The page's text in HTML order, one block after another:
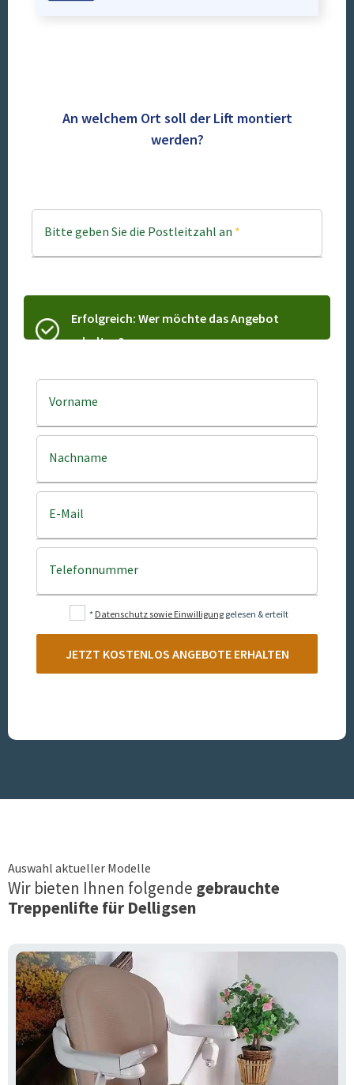
An welchem Ort soll der Lift montiert
werden?
Bitte geben Sie die Postleitzahl an *
Erfolgreich: Wer möchte das Angebot
erhalten?
Vorname
Nachname
E-Mail
Telefonnummer
* Datenschutz sowie Einwilligung gelesen & erteilt
JETZT KOSTENLOS ANGEBOTE ERHALTEN
Auswahl aktueller Modelle
Wir bieten Ihnen folgende gebrauchte
Treppenlifte für Delligsen